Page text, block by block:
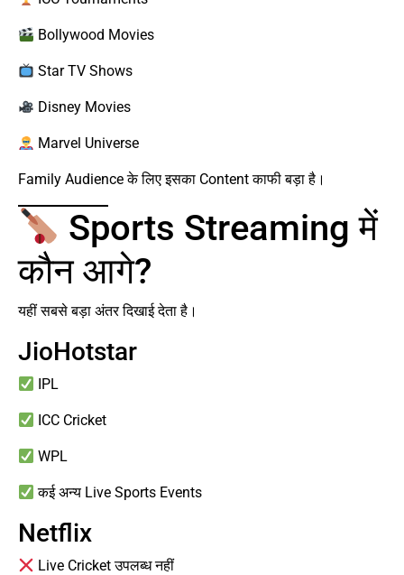
Bollywood Movies
Star TV Shows
Disney Movies
Marvel Universe
Family Audience के लिए इसका Content काफी बड़ा है।
Sports Streaming में
कौन आगे?
यहीं सबसे बड़ा अंतर दिखाई देता है।
JioHotstar
IPL
ICC Cricket
WPL
कई अन्य Live Sports Events
Netflix
Live Cricket उपलब्ध नहीं